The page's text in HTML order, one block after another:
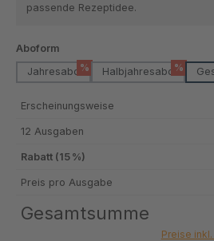
passende Rezeptidee.
Aboform
Jahresabo % Halbjahresabo %
Erscheinungsweise
12 Ausgaben
Rabatt (15 %)
Preis pro Ausgabe
Gesamtsumme
Preise